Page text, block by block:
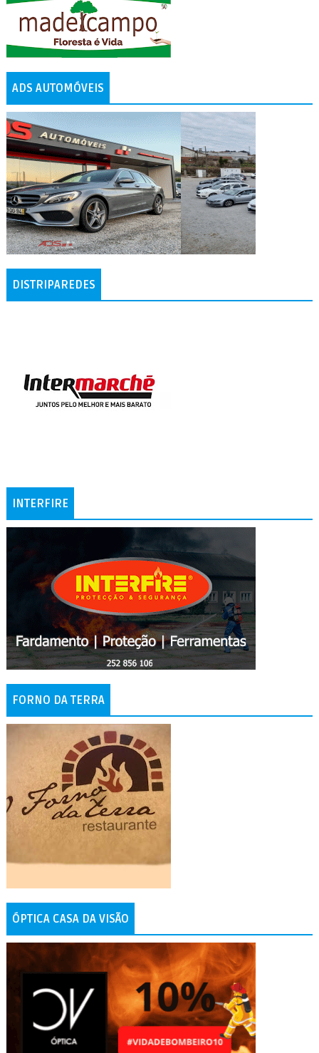
ADS AUTOMÓVEIS
DISTRIPAREDES
INTERFIRE
FORNO DA TERRA
ÓPTICA CASA DA VISÃO